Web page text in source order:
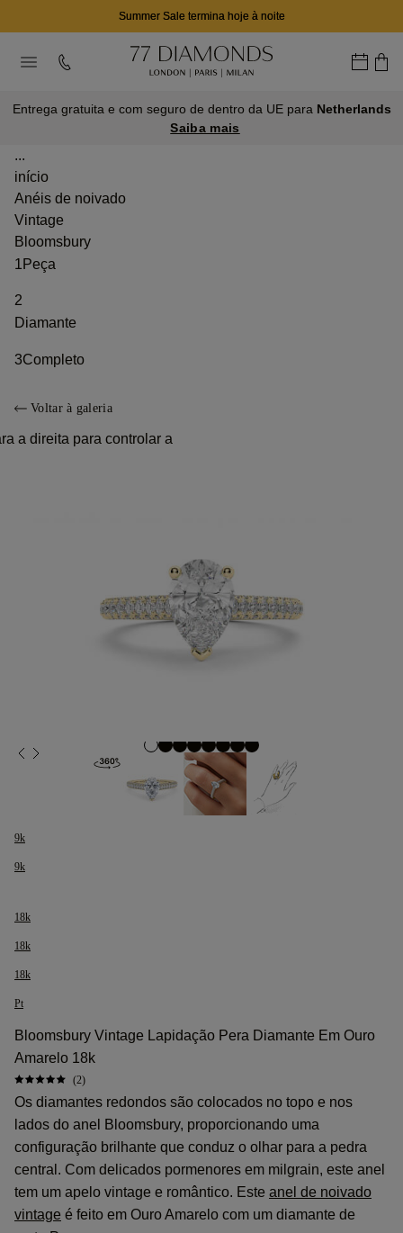
Summer Sale termina hoje à noite
Entrega gratuita e com seguro de dentro da UE para Netherlands
Saiba mais
...
início
Anéis de noivado
Vintage
Bloomsbury
1 Peça
2
Diamante
3Completo
Voltar à galeria
a direita para controlar a
9k
9k
18k
18k
18k
Pt
Bloomsbury Vintage Lapidação Pera Diamante Em Ouro
Amarelo 18k
(2)
Os diamantes redondos são colocados no topo e nos
lados do anel Bloomsbury, proporcionando uma
configuração brilhante que conduz o olhar para a pedra
central. Com delicados pormenores em milgrain, este anel
tem um apelo vintage e romântico. Este anel de noivado
vintage é feito em Ouro Amarelo com um diamante de